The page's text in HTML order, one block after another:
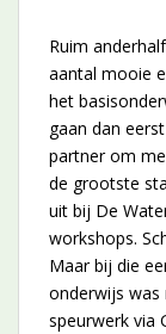
Ruim
aantal mooie
het
gaan dan
partner om
de grootste
uit bij De
workshops.
Maar bij die
onderwijs was
speurwerk via